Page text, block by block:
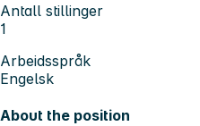
Antall stillinger
1
Arbeidsspråk
Engelsk
About the position